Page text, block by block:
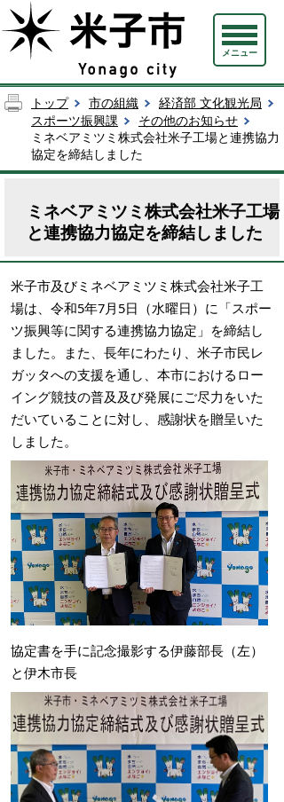
メニュー
トップ 市の組織
経済部 文化観光局
スポーツ振興課
その他のお知らせ
ミネベアミツミ株式会社米子工場と連携協力
協定を締結しました
ミネベアミツミ株式会社米子工場
と連携協力協定を締結しました
米子市及びミネベアミツミ株式会社米子工
場は、令和5年7月5日（水曜日）に「スポー
ツ振興等に関する連携協力協定」を締結し
ました。また、長年にわたり、米子市民レ
ガッタへの支援を通し、本市におけるロー
イング競技の普及及び発展にご尽力をいた
だいていることに対し、感謝状を贈呈いた
しました。
協定書を手に記念撮影する伊藤部長（左）
と伊木市長